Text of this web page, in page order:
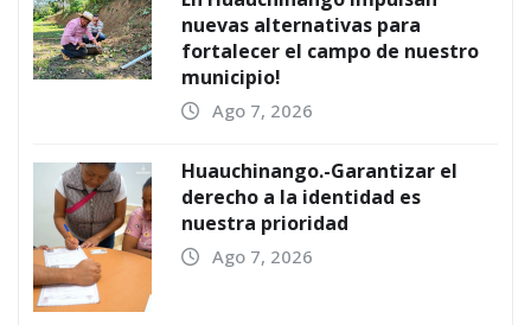
nuevas alternativas para
fortalecer el campo de nuestro
municipio!
Ago 7, 2026
Huauchinango.-Garantizar el
derecho a la identidad es
nuestra prioridad
Ago 7, 2026